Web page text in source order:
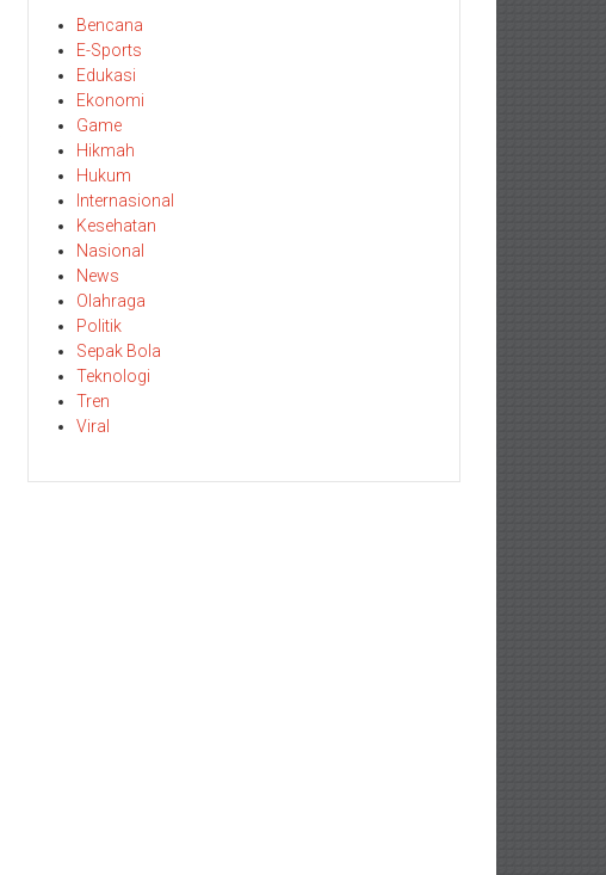
Bencana
E-Sports
Edukasi
Ekonomi
Game
Hikmah
Hukum
Internasional
Kesehatan
Nasional
News
Olahraga
Politik
Sepak Bola
Teknologi
Tren
Viral